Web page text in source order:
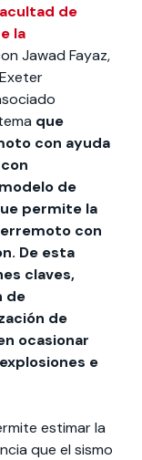
de
la
Jawad Fayaz,
que
con ayuda
de
permite la
con
De esta
claves,
de
de
ocasionar
e
estimar la
que el sismo